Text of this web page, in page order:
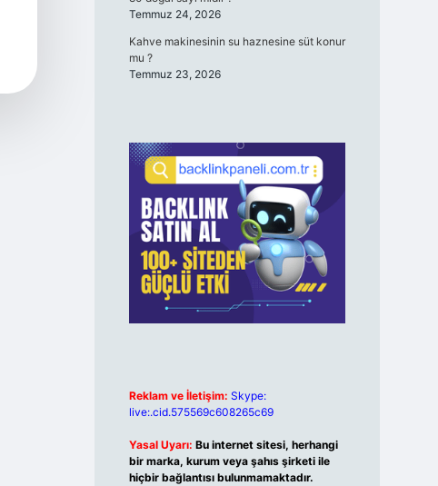
Temmuz 24, 2026
Kahve makinesinin su haznesine süt konur
mu ?
Temmuz 23, 2026
Reklam ve İletişim: Skype:
live:.cid.575569c608265c69
Yasal Uyarı: Bu internet sitesi, herhangi
bir marka, kurum veya şahıs şirketi ile
hiçbir bağlantısı bulunmamaktadır.